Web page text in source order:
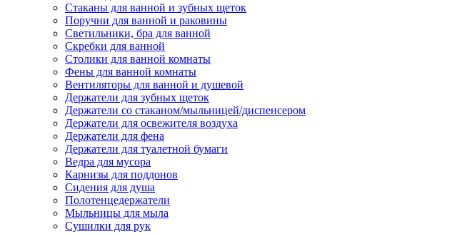
Стаканы для ванной и зубных щеток
Поручни для ванной и раковины
Светильники, бра для ванной
Скребки для ванной
Столики для ванной комнаты
Фены для ванной комнаты
Вентиляторы для ванной и душевой
Держатели для зубных щеток
Держатели со стаканом/мыльницей/диспенсером
Держатели для освежителя воздуха
Держатели для фена
Держатели для туалетной бумаги
Ведра для мусора
Карнизы для поддонов
Сидения для душа
Полотенцедержатели
Мыльницы для мыла
Сушилки для рук